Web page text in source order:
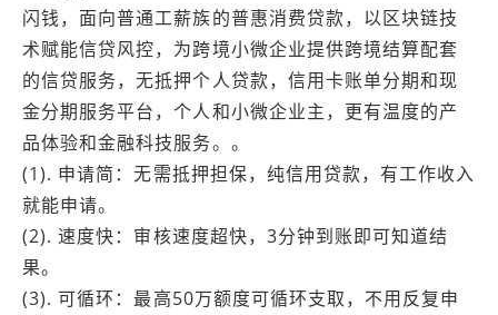
闪钱，面向普通工薪族的普惠消费贷款，以区块链技
术赋能信贷风控，为跨境小微企业提供跨境结算配套
的信贷服务，无抵押个人贷款，信用卡账单分期和现
金分期服务平台，个人和小微企业主，更有温度的产
品体验和金融科技服务。。
(1). 申请简：无需抵押担保，纯信用贷款，有工作收入
就能申请。
(2). 速度快：审核速度超快，3分钟到账即可知道结
果。
(3). 可循环：最高50万额度可循环支取，不用反复申